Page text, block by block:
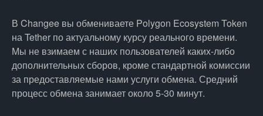
В Changee вы обмениваете Polygon Ecosystem Token
на Tether по актуальному курсу реального времени.
Мы не взимаем с наших пользователей каких-либо
дополнительных сборов, кроме стандартной комиссии
за предоставляемые нами услуги обмена. Средний
процесс обмена занимает около 5-30 минут.